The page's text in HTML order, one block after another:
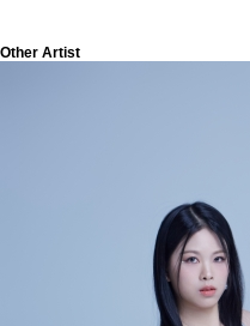
Other Artist